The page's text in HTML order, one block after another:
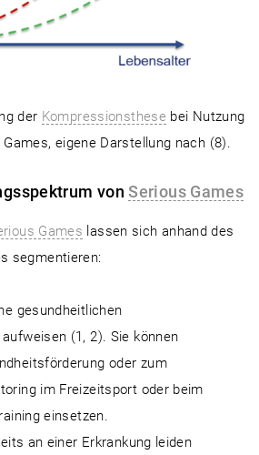
der Kompressionsthese bei Nutzung
eigene Darstellung nach (8).
vonSerious Games
Games lassen sich anhand des
segmentieren:
gesundheitlichen
(1, 2). Sie können
oder zum
im Freizeitsport oder beim
einsetzen.
an einer Erkrankung leiden